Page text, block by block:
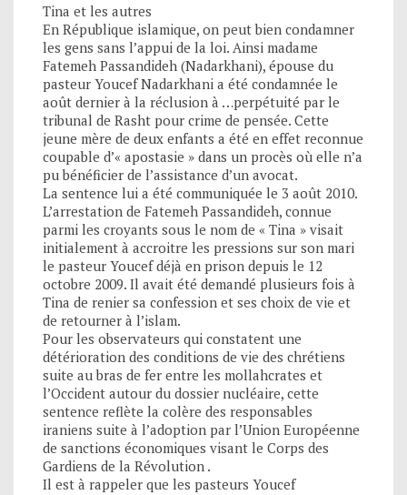
Tina et les autres
En République islamique, on peut bien condamner
les gens sans l’appui de la loi. Ainsi madame
Fatemeh Passandideh (Nadarkhani), épouse du
pasteur Youcef Nadarkhani a été condamnée le
août dernier à la réclusion à …perpétuité par le
tribunal de Rasht pour crime de pensée. Cette
jeune mère de deux enfants a été en effet reconnue
coupable d’« apostasie » dans un procès où elle n’a
pu bénéficier de l’assistance d’un avocat.
La sentence lui a été communiquée le 3 août 2010.
L’arrestation de Fatemeh Passandideh, connue
parmi les croyants sous le nom de « Tina » visait
initialement à accroitre les pressions sur son mari
le pasteur Youcef déjà en prison depuis le 12
octobre 2009. Il avait été demandé plusieurs fois à
Tina de renier sa confession et ses choix de vie et
de retourner à l’islam.
Pour les observateurs qui constatent une
détérioration des conditions de vie des chrétiens
suite au bras de fer entre les mollahcrates et
l’Occident autour du dossier nucléaire, cette
sentence reflète la colère des responsables
iraniens suite à l’adoption par l’Union Européenne
de sanctions économiques visant le Corps des
Gardiens de la Révolution .
Il est à rappeler que les pasteurs Youcef